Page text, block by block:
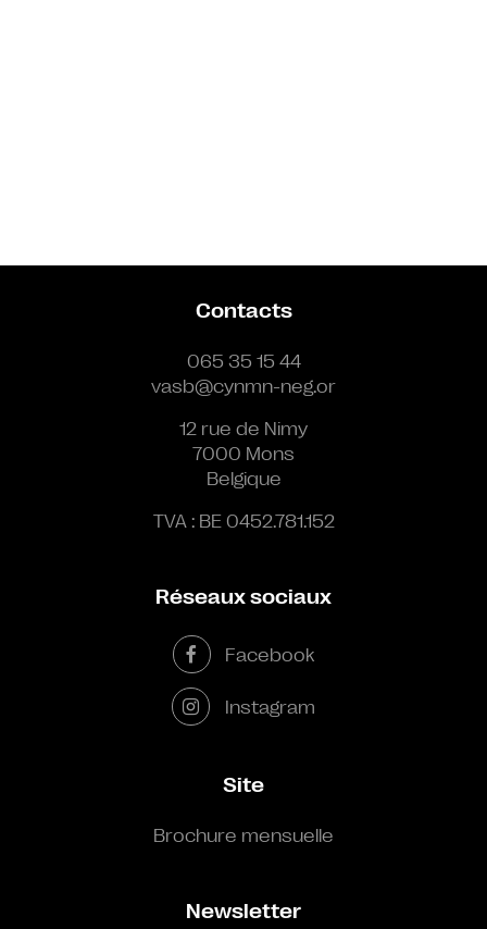
Contacts
065 35 15 44
vasb@cynmn-neg.or
12 rue de Nimy
7000 Mons
Belgique
TVA : BE 0452.781.152
Réseaux sociaux
Facebook
Instagram
Site
Brochure mensuelle
Newsletter